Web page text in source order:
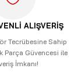
ALIŞVERİŞ
Tecrübesine Sahip
Parça Güvencesi ile
İmkanı!